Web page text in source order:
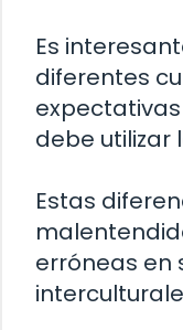
Es
diferentes
debe utilizar
Estas
erróneas en